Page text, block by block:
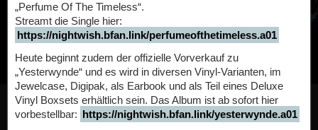
„Perfume Of The Timeless“.
Streamt die Single hier:
https://nightwish.bfan.link/perfumeofthetimeless.a01
Heute beginnt zudem der offizielle Vorverkauf zu
„Yesterwynde“ und es wird in diversen Vinyl-Varianten, im
Jewelcase, Digipak, als Earbook und als Teil eines Deluxe
Vinyl Boxsets erhältlich sein. Das Album ist ab sofort hier
vorbestellbar: https://nightwish.bfan.link/yesterwynde.a01